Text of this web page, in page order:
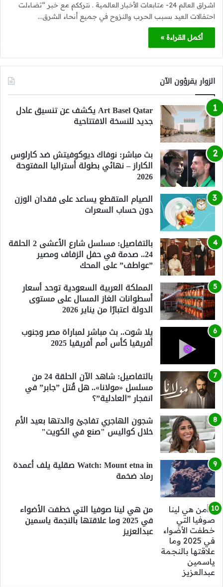
اشراق العالم 24- متابعات الأخبار العالمية . نترككم مع خبر “تضاءلت
احتفالات العيد بسبب الحرب والنزوح في جميع أنحاء الشرق…
أكمل القراءة »
الزوار يقرؤون الآن
Art Basel Qatar يكشف عن تنسيق عادل
جديد للنسخة الافتتاحية
بث مباشر: نوفاك ديوكوفيتش ضد كارلوس
الكاراز – نهائي بطولة أستراليا المفتوحة
2026
الصيام المتقطع يساعد على فقدان الوزن
دون حساب السعرات
بالتفاصيل: مسلسل شارع الأعشى 2 الحلقة
24.. صدمة في حفل الزفاف ومصير
”عواطف” على المحك
المملكة العربية السعودية توحد أسعار
أسطوانات الغاز المسال على مستوى
الدولة اعتبارًا من يناير 2026
يلا شوت.. بث مباشر لمباراة مصر وجنوب
أفريقيا كأس أمم أفريقيا 2025
بالتفاصيل: شاهد الآن الحلقة 24 من
مسلسل «مولانا».. هل قُتل ”جابر” في
انفجار ”العادلية”؟
شجون الهاجري تفاجئ والدتها بعيد الأم
خلال كواليس "صنع في الكويت"
Watch: Mount etna in صقلية يلف أعمدة
رماد ضخمة
من هي لينا صوفيا التي خطفت الأضواء
في 2025 وما علاقتها بالنجمة ياسمين
عبدالعزيز